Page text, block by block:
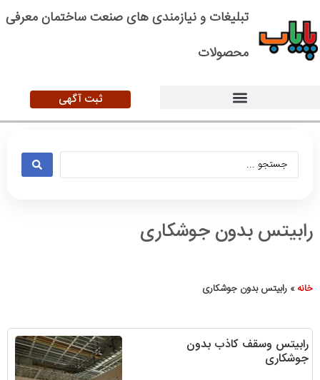
تبلیغات و نیازمندی های صنعت ساختمان معرفی
محصولات
ثبت آگهی
رابیتس بدون جوشکاری
خانه» رابیتس بدون جوشکاری
رابیتس وسقف کاذب بدون
جوشکاری